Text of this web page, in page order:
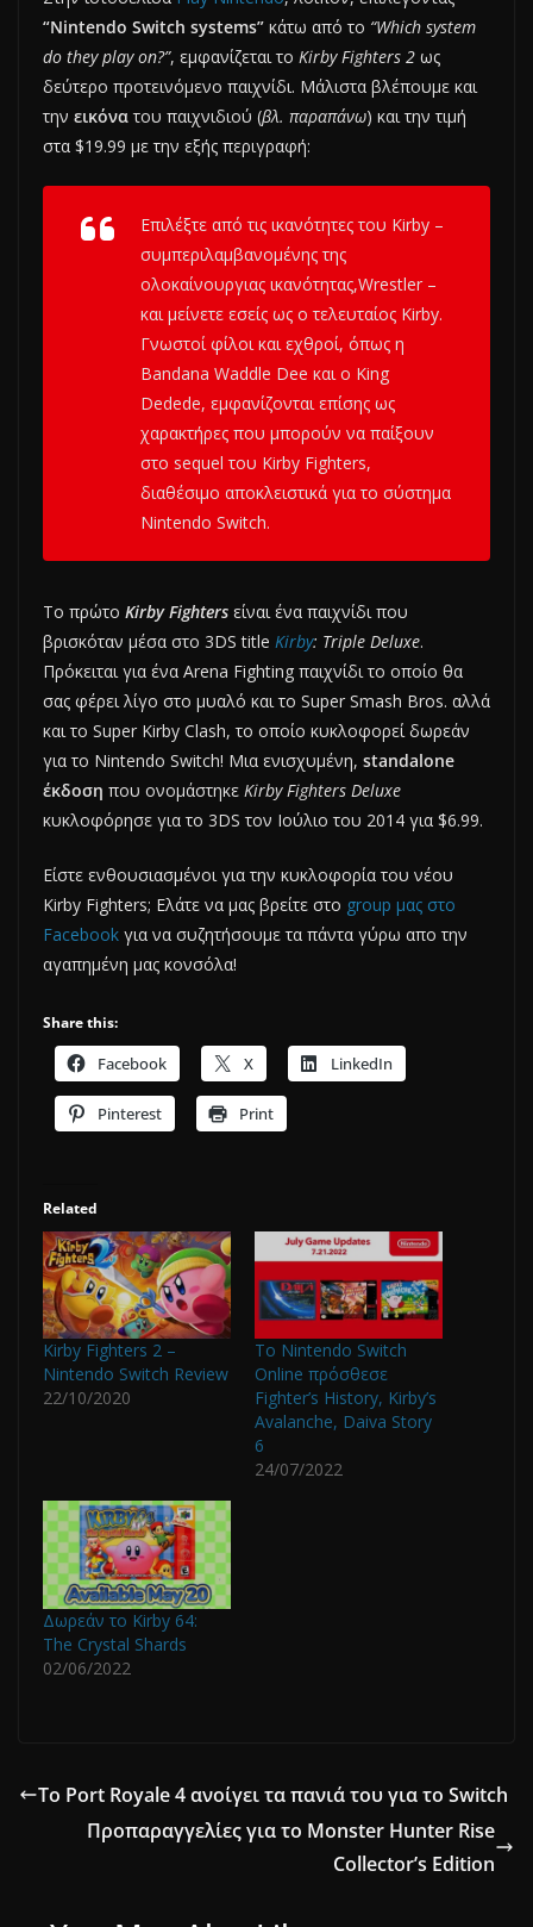
“Nintendo Switch systems” κάτω από το “Which system
do they play on?”, εμφανίζεται το Kirby Fighters 2 ως
δεύτερο προτεινόμενο παιχνίδι. Mάλιστα βλέπουμε και
την εικόνα του παιχνιδιού (βλ. παραπάνω) και την τιμή
στα $19.99 με την εξής περιγραφή:
Επιλέξτε από τις ικανότητες του Kirby –
συμπεριλαμβανομένης της
ολοκαίνουργιας ικανότητας,Wrestler –
και μείνετε εσείς ως ο τελευταίος Kirby.
Γνωστοί φίλοι και εχθροί, όπως η
Bandana Waddle Dee και ο King
Dedede, εμφανίζονται επίσης ως
χαρακτήρες που μπορούν να παίξουν
στο sequel του Kirby Fighters,
διαθέσιμο αποκλειστικά για το σύστημα
Nintendo Switch.
Το πρώτο Kirby Fighters είναι ένα παιχνίδι που
βρισκόταν μέσα στο 3DS title Kirby: Triple Deluxe.
Πρόκειται για ένα Arena Fighting παιχνίδι το οποίο θα
σας φέρει λίγο στο μυαλό και το Super Smash Bros. αλλά
και το Super Kirby Clash, το οποίο κυκλοφορεί δωρεάν
για το Nintendo Switch! Μια ενισχυμένη, standalone
έκδοση που ονομάστηκε Kirby Fighters Deluxe
κυκλοφόρησε για το 3DS τον Ιούλιο του 2014 για $6.99.
Είστε ενθουσιασμένοι για την κυκλοφορία του νέου
Kirby Fighters; Ελάτε να μας βρείτε στο group μας στο
Facebook για να συζητήσουμε τα πάντα γύρω απο την
αγαπημένη μας κονσόλα!
Share this:
Facebook X LinkedIn
Pinterest Print
Related
Kirby Fighters 2 –
Nintendo Switch Review
22/10/2020
Το Nintendo Switch
Online πρόσθεσε
Fighter’s History, Kirby’s
Avalanche, Daiva Story
6
24/07/2022
Δωρεάν το Kirby 64:
The Crystal Shards
02/06/2022
Το Port Royale 4 ανοίγει τα πανιά του για το Switch
Προπαραγγελίες για το Monster Hunter Rise
Collector’s Edition